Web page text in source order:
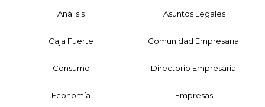
Análisis Asuntos Legales
Caja Fuerte Comunidad Empresarial
Consumo Directorio Empresarial
Economía Empresas